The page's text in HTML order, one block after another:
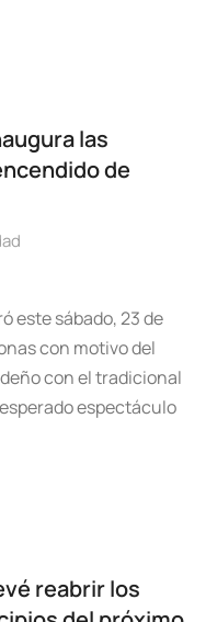
las
de
este sábado, 23 de
con motivo del
con el tradicional
espectáculo
reabrir los